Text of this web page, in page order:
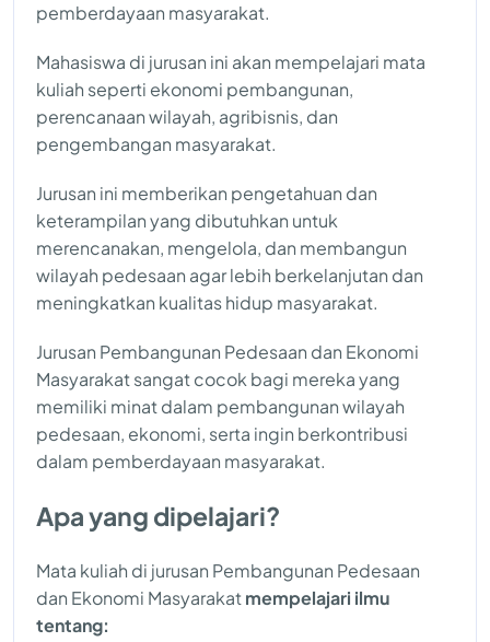
pemberdayaan masyarakat.
Mahasiswa di jurusan ini akan mempelajari mata
kuliah seperti ekonomi pembangunan,
perencanaan wilayah, agribisnis, dan
pengembangan masyarakat.
Jurusan ini memberikan pengetahuan dan
keterampilan yang dibutuhkan untuk
merencanakan, mengelola, dan membangun
wilayah pedesaan agar lebih berkelanjutan dan
meningkatkan kualitas hidup masyarakat.
Jurusan Pembangunan Pedesaan dan Ekonomi
Masyarakat sangat cocok bagi mereka yang
memiliki minat dalam pembangunan wilayah
pedesaan, ekonomi, serta ingin berkontribusi
dalam pemberdayaan masyarakat.
Apa yang dipelajari?
Mata kuliah di jurusan Pembangunan Pedesaan
dan Ekonomi Masyarakatmempelajari ilmu
tentang: